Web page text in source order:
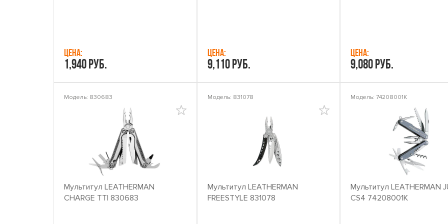
Цена:
1,940 руб.
Цена:
9,110 руб.
Цена:
9,080 руб.
Модель: 830683
Мультитул LEATHERMAN
CHARGE TTI 830683
Модель: 831078
Мультитул LEATHERMAN
FREESTYLE 831078
Модель: 74208001K
Мультитул LEATHERMAN
CS4 74208001K